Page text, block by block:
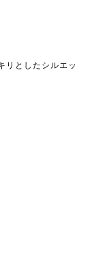
リとしたシルエッ